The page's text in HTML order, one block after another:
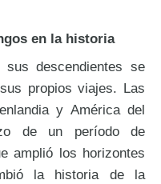
en la historia
descendientes se
propios viajes. Las
y América del
de un período de
amplió los horizontes
la historia de la